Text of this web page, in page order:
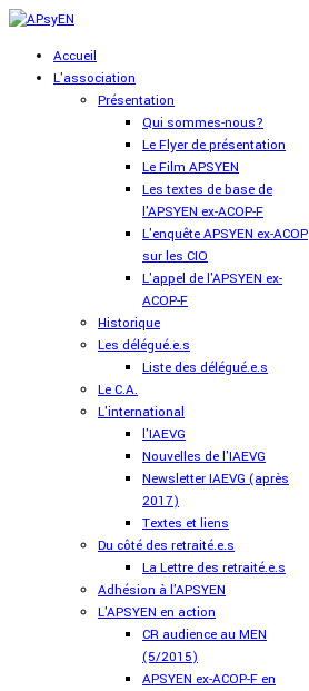
Accueil
L'association
Présentation
Qui sommes-nous?
Le Flyer de présentation
Le Film APSYEN
Les textes de base de
l'APSYEN ex-ACOP-F
L'enquête APSYEN ex-ACOP
sur les CIO
L'appel de l'APSYEN ex-
ACOP-F
Historique
Les délégué.e.s
Liste des délégué.e.s
Le C.A.
L'international
l'IAEVG
Nouvelles de l'IAEVG
Newsletter IAEVG (après
2017)
Textes et liens
Du côté des retraité.e.s
La Lettre des retraité.e.s
Adhésion à l'APSYEN
L'APSYEN en action
CR audience au MEN
(5/2015)
APSYEN ex-ACOP-F en